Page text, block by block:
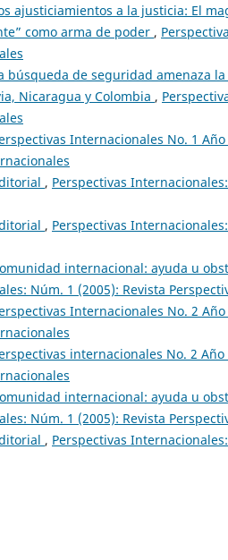
ajusticiamientos a la justicia: El
como arma de poder ,
búsqueda de seguridad amenaza
Nicaragua y Colombia ,
Internacionales No. 1 Año
, Perspectivas
, Perspectivas
internacional: ayuda u
Núm. 1 (2005): Revista
Internacionales No. 2 Año
internacionales No. 2 Año
internacional: ayuda u
Núm. 1 (2005): Revista
, Perspectivas